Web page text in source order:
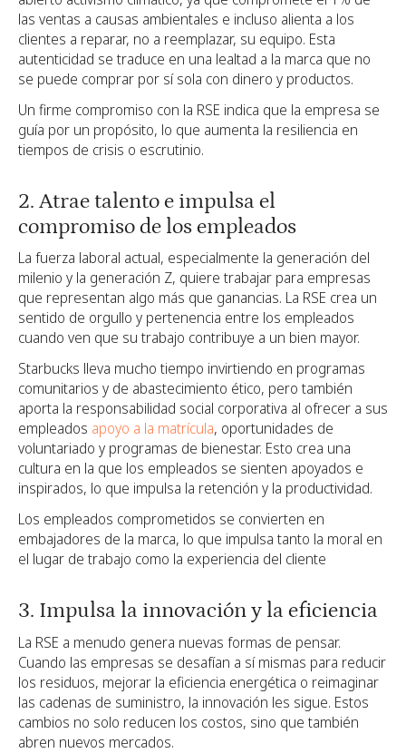
las ventas a causas ambientales e incluso alienta a los
clientes a reparar, no a reemplazar, su equipo. Esta
autenticidad se traduce en una lealtad a la marca que no
se puede comprar por sí sola con dinero y productos.
Un firme compromiso con la RSE indica que la empresa se
guía por un propósito, lo que aumenta la resiliencia en
tiempos de crisis o escrutinio.
2. Atrae talento e impulsa el
compromiso de los empleados
La fuerza laboral actual, especialmente la generación del
milenio y la generación Z, quiere trabajar para empresas
que representan algo más que ganancias. La RSE crea un
sentido de orgullo y pertenencia entre los empleados
cuando ven que su trabajo contribuye a un bien mayor.
Starbucks lleva mucho tiempo invirtiendo en programas
comunitarios y de abastecimiento ético, pero también
aporta la responsabilidad social corporativa al ofrecer a sus
empleados apoyo a la matrícula, oportunidades de
voluntariado y programas de bienestar. Esto crea una
cultura en la que los empleados se sienten apoyados e
inspirados, lo que impulsa la retención y la productividad.
Los empleados comprometidos se convierten en
embajadores de la marca, lo que impulsa tanto la moral en
el lugar de trabajo como la experiencia del cliente
3. Impulsa la innovación y la eficiencia
La RSE a menudo genera nuevas formas de pensar.
Cuando las empresas se desafían a sí mismas para reducir
los residuos, mejorar la eficiencia energética o reimaginar
las cadenas de suministro, la innovación les sigue. Estos
cambios no solo reducen los costos, sino que también
abren nuevos mercados.